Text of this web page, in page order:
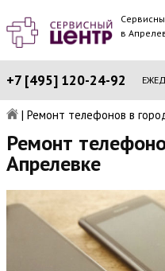
в
+7 [495] 120-24-92
| Ремонт телефонов в
Ремонт
Апрелевке